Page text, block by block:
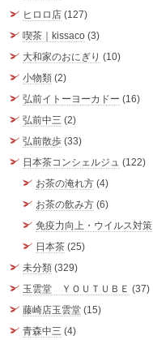
ヒロロ店 (127)
喫茶｜kissaco (3)
大和家のおにぎり (10)
小物類 (2)
弘前イトーヨーカドー (16)
弘前中三 (2)
弘前散歩 (33)
日本茶コンシェルジュ (122)
お茶の淹れ方 (4)
お茶の飲み方 (6)
免疫力向上・ウイルス対策
日本茶 (25)
未分類 (329)
玉雲堂 ＹＯＵＴＵＢＥ (37)
藤崎店玉雲堂 (15)
青森中三 (4)